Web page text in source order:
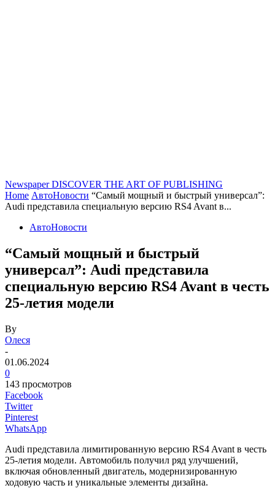
Newspaper DISCOVER THE ART OF PUBLISHING
Home АвтоНовости “Самый мощный и быстрый универсал”:
Audi представила специальную версию RS4 Avant в...
АвтоНовости
“Самый мощный и быстрый
универсал”: Audi представила
специальную версию RS4 Avant в честь
25-летия модели
By
Олеся
-
01.06.2024
0
143 просмотров
Facebook
Twitter
Pinterest
WhatsApp
Audi представила лимитированную версию RS4 Avant в честь
25-летия модели. Автомобиль получил ряд улучшений,
включая обновленный двигатель, модернизированную
ходовую часть и уникальные элементы дизайна.